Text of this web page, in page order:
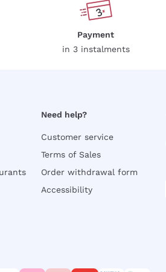
Payment
in 3 instalments
Need help?
Customer service
Terms of Sales
Order withdrawal form
Accessibility